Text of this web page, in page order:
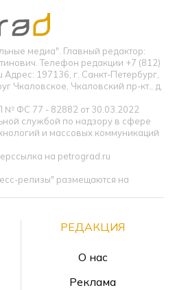
медиа". Главный редактор:
Телефон редакции +7 (812)
197136, г. Санкт-Петербург,
Чкаловское, Чкаловский пр-кт., д.
№ ФС 77 - 82882 от 30.03.2022
службой по надзору в сфере
и массовых коммуникаций
на petrograd.ru
релизы" размещаются на
РЕДАКЦИЯ
О нас
Реклама